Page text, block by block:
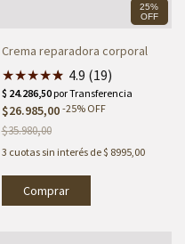
25%
OFF
Crema reparadora corporal
★★★★★
★ 4.9 (19)
$26.985,00 -25% OFF
$35.980,00
3 cuotas sin interés de$ 8995,00